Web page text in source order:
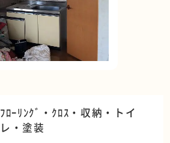
ﾌﾛｰﾘﾝｸﾞ・ｸﾛｽ・収納・トイ
レ・塗装